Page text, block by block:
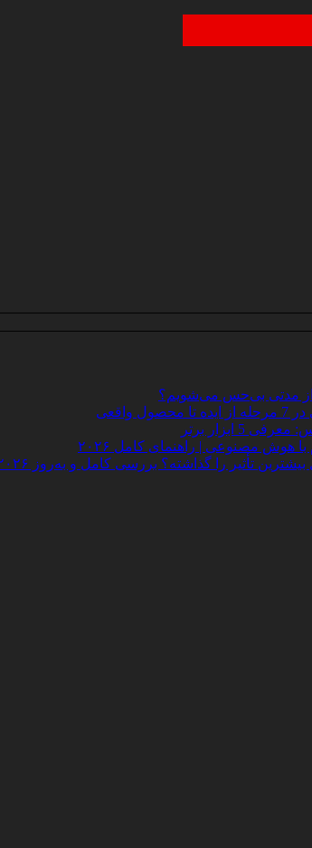
از مدتی بی‌حس می‌شویم؟
ابزار برتر
هوش مصنوعی | راهنمای کامل ۲۰۲۶
تأثیر را گذاشته؟ بررسی کامل و به‌روز ۲۰۲۶